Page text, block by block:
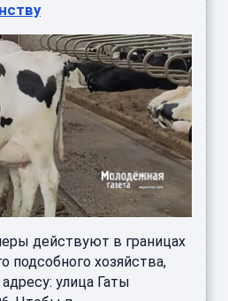
действуют в границах
подсобного хозяйства,
улица Гаты